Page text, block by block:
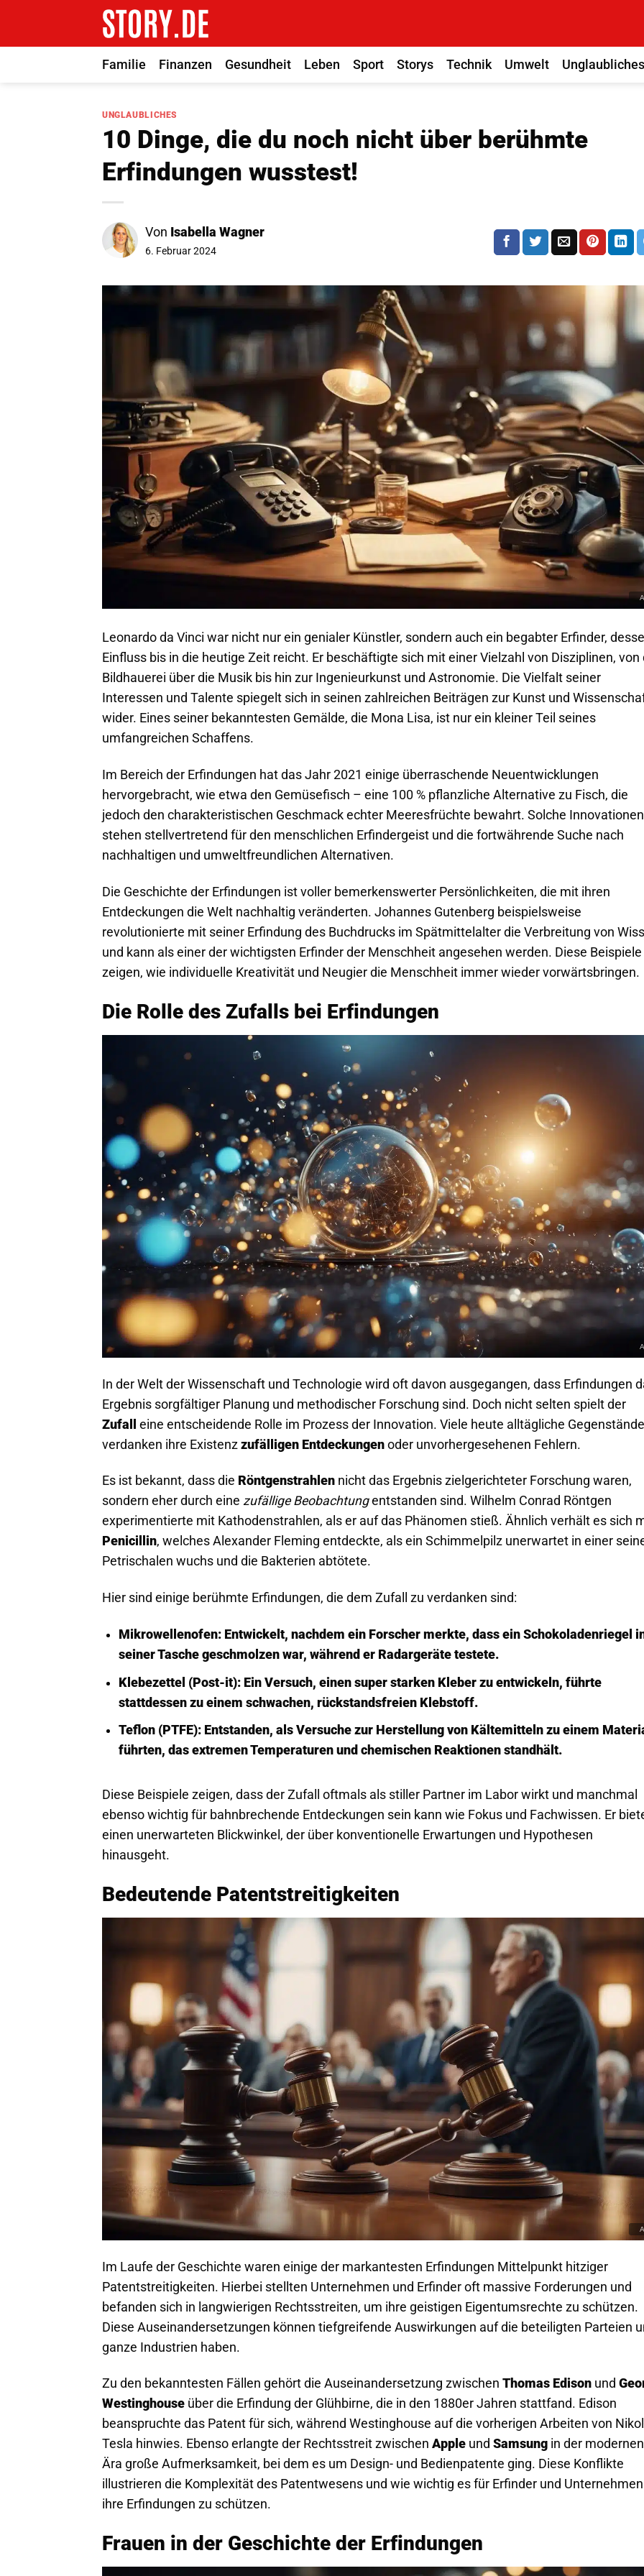
springen
Familie
Finanzen Gesundheit Leben Sport Storys Technik Umwelt Unglaubliches
UNGLAUBLICHES
10 Dinge, die du noch nicht über berühmte
Erfindungen wusstest!
Von Isabella Wagner
6. Februar 2024
Leonardo da Vinci war nicht nur ein genialer Künstler, sondern auch ein begabter Erfinder,
Einfluss bis in die heutige Zeit reicht. Er beschäftigte sich mit einer Vielzahl von Disziplinen, von
Bildhauerei über die Musik bis hin zur Ingenieurkunst und Astronomie. Die Vielfalt seiner
Interessen und Talente spiegelt sich in seinen zahlreichen Beiträgen zur Kunst und
wider. Eines seiner bekanntesten Gemälde, die Mona Lisa, ist nur ein kleiner Teil seines
umfangreichen Schaffens.
Im Bereich der Erfindungen hat das Jahr 2021 einige überraschende Neuentwicklungen
hervorgebracht, wie etwa den Gemüsefisch – eine 100 % pflanzliche Alternative zu Fisch, die
jedoch den charakteristischen Geschmack echter Meeresfrüchte bewahrt. Solche Innovationen
stehen stellvertretend für den menschlichen Erfindergeist und die fortwährende Suche nach
nachhaltigen und umweltfreundlichen Alternativen.
Die Geschichte der Erfindungen ist voller bemerkenswerter Persönlichkeiten, die mit ihren
Entdeckungen die Welt nachhaltig veränderten. Johannes Gutenberg beispielsweise
revolutionierte mit seiner Erfindung des Buchdrucks im Spätmittelalter die Verbreitung von
und kann als einer der wichtigsten Erfinder der Menschheit angesehen werden. Diese Beispiele
zeigen, wie individuelle Kreativität und Neugier die Menschheit immer wieder vorwärtsbringen.
Die Rolle des Zufalls bei Erfindungen
In der Welt der Wissenschaft und Technologie wird oft davon ausgegangen, dass Erfindungen
Ergebnis sorgfältiger Planung und methodischer Forschung sind. Doch nicht selten spielt der
Zufall
eine entscheidende Rolle im Prozess der Innovation. Viele heute alltägliche Gegenstände
verdanken ihre Existenz zufälligen Entdeckungen oder unvorhergesehenen Fehlern.
Es ist bekannt, dass die Röntgenstrahlen nicht das Ergebnis zielgerichteter Forschung waren,
sondern eher durch eine zufällige Beobachtungentstanden sind. Wilhelm Conrad Röntgen
experimentierte mit Kathodenstrahlen, als er auf das Phänomen stieß. Ähnlich verhält es sich
Penicillin, welches Alexander Fleming entdeckte, als ein Schimmelpilz unerwartet in einer
Petrischalen wuchs und die Bakterien abtötete.
Hier sind einige berühmte Erfindungen, die dem Zufall zu verdanken sind:
Mikrowellenofen: Entwickelt, nachdem ein Forscher merkte, dass ein Schokoladenriegel
seiner Tasche geschmolzen war, während er Radargeräte testete.
Klebezettel (Post-it): Ein Versuch, einen super starken Kleber zu entwickeln, führte
stattdessen zu einem schwachen, rückstandsfreien Klebstoff.
Teflon (PTFE): Entstanden, als Versuche zur Herstellung von Kältemitteln zu einem
führten, das extremen Temperaturen und chemischen Reaktionen standhält.
Diese Beispiele zeigen, dass der Zufall oftmals als stiller Partner im Labor wirkt und manchmal
ebenso wichtig für bahnbrechende Entdeckungen sein kann wie Fokus und Fachwissen. Er
einen unerwarteten Blickwinkel, der über konventionelle Erwartungen und Hypothesen
hinausgeht.
Bedeutende Patentstreitigkeiten
Im Laufe der Geschichte waren einige der markantesten Erfindungen Mittelpunkt hitziger
Patentstreitigkeiten. Hierbei stellten Unternehmen und Erfinder oft massive Forderungen und
befanden sich in langwierigen Rechtsstreiten, um ihre geistigen Eigentumsrechte zu schützen.
Diese Auseinandersetzungen können tiefgreifende Auswirkungen auf die beteiligten Parteien
ganze Industrien haben.
Zu den bekanntesten Fällen gehört die Auseinandersetzung zwischen Thomas Edison und
Westinghouse über die Erfindung der Glühbirne, die in den 1880er Jahren stattfand. Edison
beanspruchte das Patent für sich, während Westinghouse auf die vorherigen Arbeiten von
Tesla hinwies. Ebenso erlangte der Rechtsstreit zwischen Apple und Samsung in der modernen
Ära große Aufmerksamkeit, bei dem es um Design- und Bedienpatente ging. Diese Konflikte
illustrieren die Komplexität des Patentwesens und wie wichtig es für Erfinder und
ihre Erfindungen zu schützen.
Frauen in der Geschichte der Erfindungen